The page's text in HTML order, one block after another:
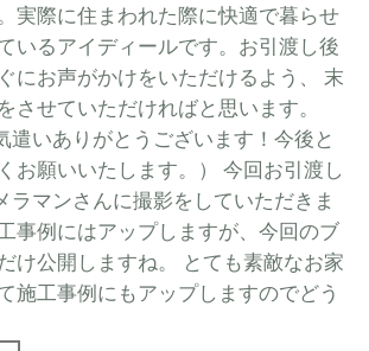
実際に住まわれた際に快適で暮らせ
いるアイディールです。お引渡し後
にお声がかけをいただけるよう、 末
させていただければと思います。
遣いありがとうございます！今後と
お願いいたします。） 今回お引渡し
ラマンさんに撮影をしていただきま
事例にはアップしますが、今回のブ
け公開しますね。 とても素敵なお家
施工事例にもアップしますのでどう